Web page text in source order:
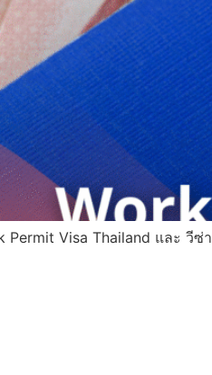
Permit Visa Thailand และ วีซ่